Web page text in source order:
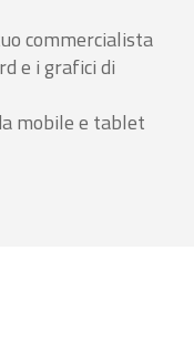
commercialista
e i grafici di
mobile e tablet